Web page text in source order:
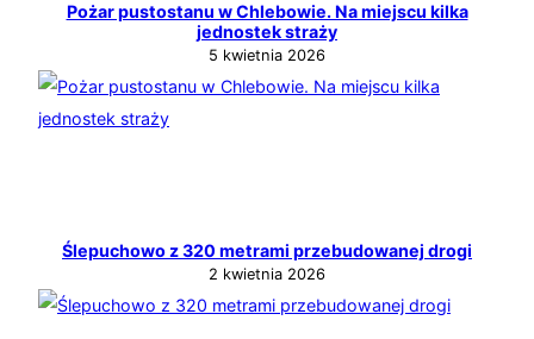
Pożar pustostanu w Chlebowie. Na miejscu kilka
jednostek straży
5 kwietnia 2026
Ślepuchowo z 320 metrami przebudowanej drogi
2 kwietnia 2026